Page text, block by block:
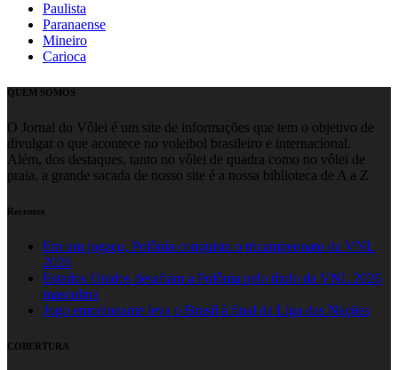
Paulista
Paranaense
Mineiro
Carioca
QUEM SOMOS
O Jornal do Vôlei é um site de informações que tem o objetivo de
divulgar o que acontece no voleibol brasileiro e internacional.
Além, dos destaques, tanto no vôlei de quadra como no vôlei de
praia, a grande sacada de nosso site é a nossa biblioteca de A a Z
Recentes
Em um jogaço, Polônia conquista o tricampeonato da VNL
2026
Estados Unidos desafiam a Polônia pelo título da VNL 2026
masculina
Jogo emocionante leva o Brasil à final da Liga das Nações
COBERTURA